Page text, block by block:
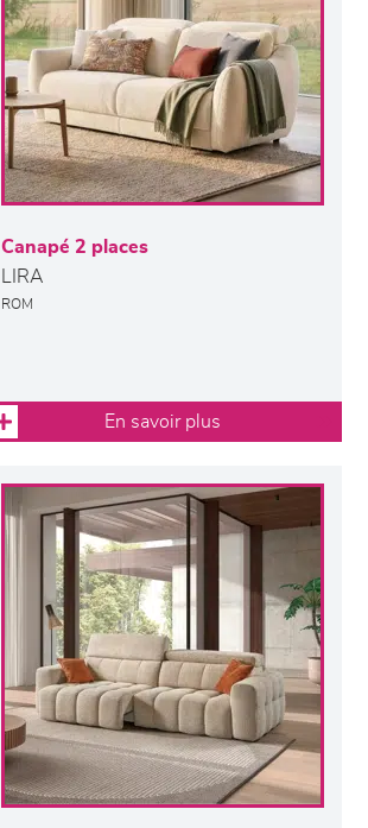
Canapé 2 places
LIRA
ROM
En savoir plus